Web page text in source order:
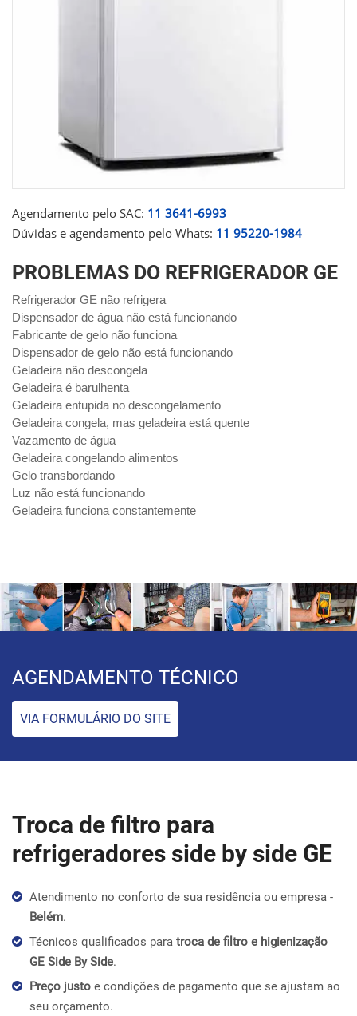
Agendamento pelo SAC: 11 3641-6993
Dúvidas e agendamento pelo Whats: 11 95220-1984
PROBLEMAS DO REFRIGERADOR GE
Refrigerador GE não refrigera
Dispensador de água não está funcionando
Fabricante de gelo não funciona
Dispensador de gelo não está funcionando
Geladeira não descongela
Geladeira é barulhenta
Geladeira entupida no descongelamento
Geladeira congela, mas geladeira está quente
Vazamento de água
Geladeira congelando alimentos
Gelo transbordando
Luz não está funcionando
Geladeira funciona constantemente
AGENDAMENTO TÉCNICO
VIA FORMULÁRIO DO SITE
Troca de filtro para
refrigeradores side by side GE
Atendimento no conforto de sua residência ou empresa -
Belém.
Técnicos qualificados para troca de filtro e higienização
GE Side By Side.
Preço justo e condições de pagamento que se ajustam ao
seu orçamento.